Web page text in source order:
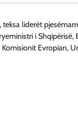
liderët
i
Evropian,